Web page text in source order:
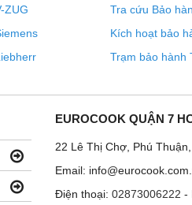
ZUG
Tra cứu Bảo
Kích hoạt bảo
Trạm bảo hành
EUROCOOK QUẬN 7
22 Lê Thị Chợ, Phú
Email:
Điện thoại: 02873006222 -